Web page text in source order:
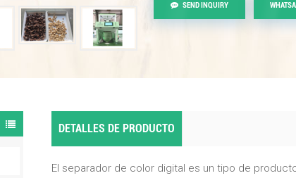
SEND INQUIRY
DETALLES DE PRODUCTO
El separador de color digital es un tipo de